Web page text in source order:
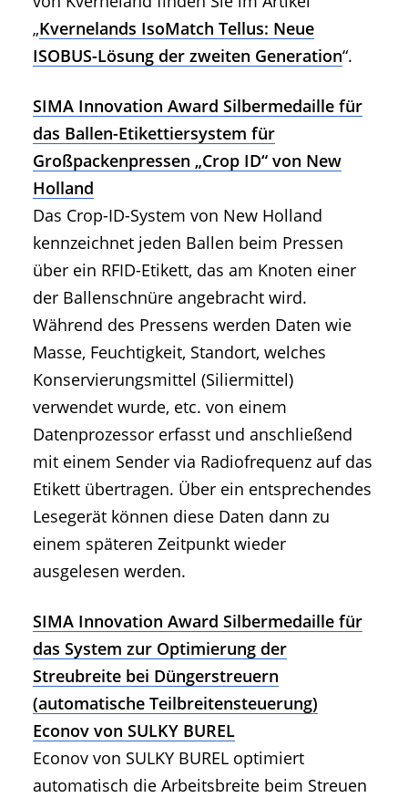
„Kvernelands IsoMatch Tellus: Neue
ISOBUS-Lösung der zweiten Generation“.
SIMA Innovation Award Silbermedaille für
das Ballen-Etikettiersystem für
Großpackenpressen „Crop ID“ von New
Holland
Das Crop-ID-System von New Holland
kennzeichnet jeden Ballen beim Pressen
über ein RFID-Etikett, das am Knoten einer
der Ballenschnüre angebracht wird.
Während des Pressens werden Daten wie
Masse, Feuchtigkeit, Standort, welches
Konservierungsmittel (Siliermittel)
verwendet wurde, etc. von einem
Datenprozessor erfasst und anschließend
mit einem Sender via Radiofrequenz auf das
Etikett übertragen. Über ein entsprechendes
Lesegerät können diese Daten dann zu
einem späteren Zeitpunkt wieder
ausgelesen werden.
SIMA Innovation Award Silbermedaille für
das System zur Optimierung der
Streubreite bei Düngerstreuern
(automatische Teilbreitensteuerung)
Econov von SULKY BUREL
Econov von SULKY BUREL optimiert
automatisch die Arbeitsbreite beim Streuen